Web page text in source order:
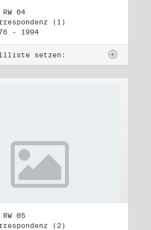
04
(1)
- 1994
setzen:
05
(2)